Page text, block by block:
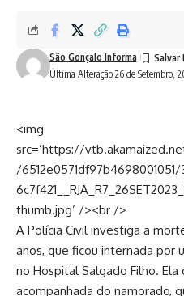
Última Alteração 26 de Setembro,
São Gonçalo Informa
<img
src=’https://
/
thumb.jpg’ /><br />
A Polícia Civil investiga a
anos, que ficou internada por
no Hospital Salgado Filho. Ela
acompanhada do namorado,